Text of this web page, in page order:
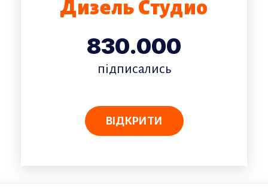
Дизель Студио
830.000
підписались
ВІДКРИТИ